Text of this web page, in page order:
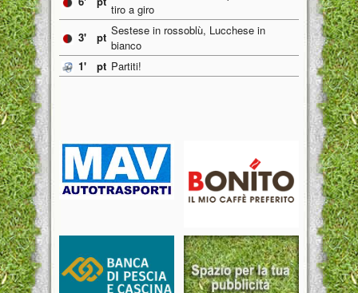
tiro a giro
3'
pt Sestese in rossoblù, Lucchese in
bianco
1'
pt Partiti!